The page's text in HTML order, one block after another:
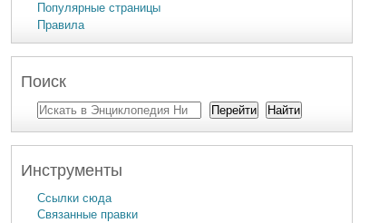
Популярные страницы
Правила
Поиск
Инструменты
Ссылки сюда
Связанные правки